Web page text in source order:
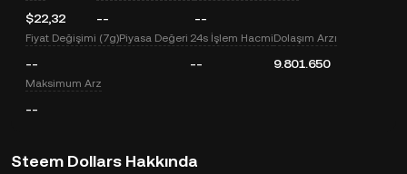
$22,32 -- --
Fiyat Değişimi (7g)
--
Piyasa Değeri 24s İşlem Hacmi
--
Dolaşım Arzı
9.801.650
Maksimum Arz
--
Steem Dollars Hakkında